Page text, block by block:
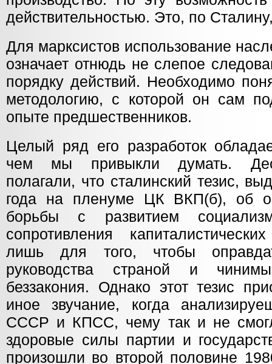
действительностью. Это, по
Для марксистов использование
означает отнюдь не слепое
порядку действий. Необходимо
методологию, с которой он сам
опыте предшественников.
Целый ряд его разработок
чем мы привыкли думать.
полагали, что сталинский тезис,
года на пленуме ЦК ВКП(б), об
борьбы с развитием
сопротивления
лишь для того, чтобы
руководства страной и
беззакония. Однако этот тезис
иное звучание, когда
СССР и КПСС, чему так и не
здоровые силы партии и
произошли во второй половине